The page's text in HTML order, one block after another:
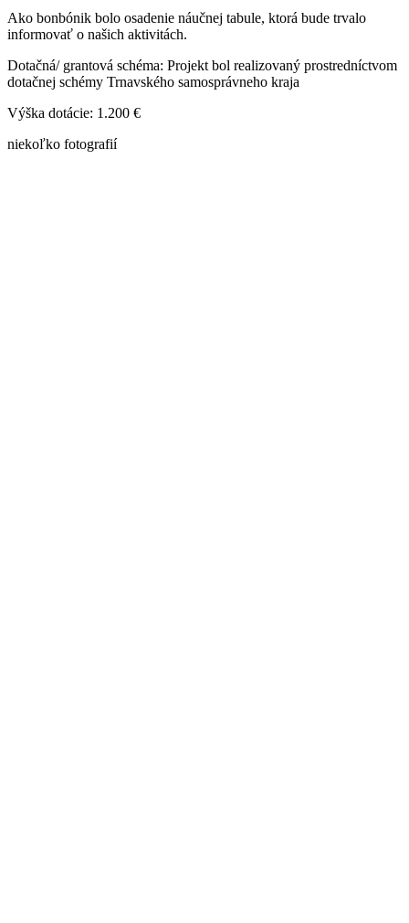
Ako bonbónik bolo osadenie náučnej tabule, ktorá bude trvalo
informovať o našich aktivitách.
Dotačná/ grantová schéma: Projekt bol realizovaný prostredníctvom
dotačnej schémy Trnavského samosprávneho kraja
Výška dotácie: 1.200 €
niekoľko fotografií